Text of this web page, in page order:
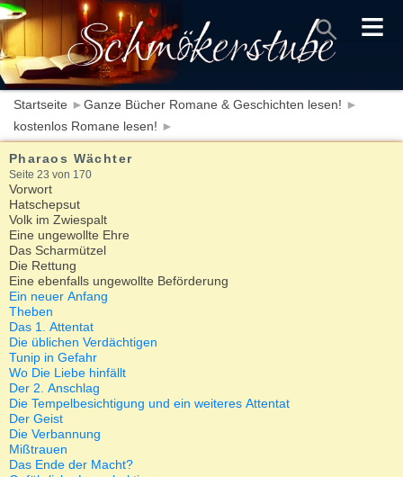
Startseite ► Ganze Bücher Romane & Geschichten lesen! ►
kostenlos Romane lesen! ►
Pharaos Wächter
Seite 23 von 170
Vorwort
Hatschepsut
Volk im Zwiespalt
Eine ungewollte Ehre
Das Scharmützel
Die Rettung
Eine ebenfalls ungewollte Beförderung
Ein neuer Anfang
Theben
Das 1. Attentat
Die üblichen Verdächtigen
Tunip in Gefahr
Wo Die Liebe hinfällt
Der 2. Anschlag
Die Tempelbesichtigung und ein weiteres Attentat
Der Geist
Die Verbannung
Mißtrauen
Das Ende der Macht?
≡